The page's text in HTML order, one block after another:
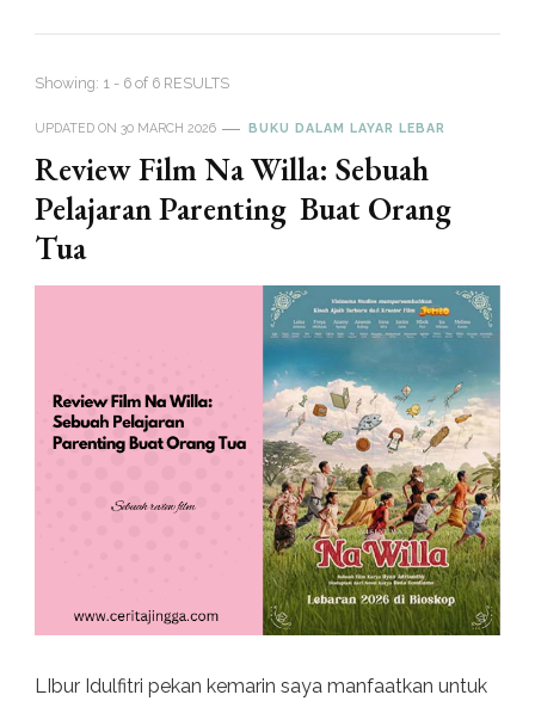
Showing: 1 - 6 of 6 RESULTS
UPDATED ON 30 MARCH 2026 BUKU DALAM LAYAR LEBAR
Review Film Na Willa: Sebuah
Pelajaran Parenting Buat Orang
Tua
LIbur Idulfitri pekan kemarin saya manfaatkan untuk